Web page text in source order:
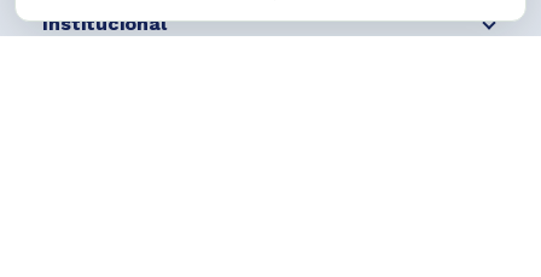
Institucional